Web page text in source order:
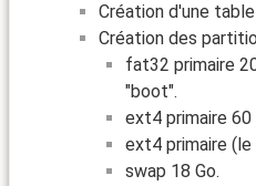
Création d'une
Création des
fat32 primaire
"boot".
ext4 primaire 60
ext4 primaire (le
swap 18 Go.